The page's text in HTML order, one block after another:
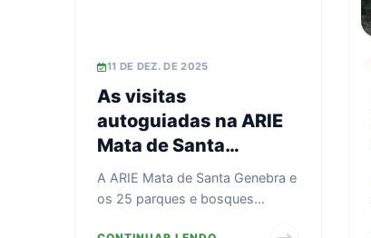
11 DE DEZ. DE 2025
As visitas
autoguiadas na ARIE
Mata de Santa
Genebra previstas
para quinta-feira
A ARIE Mata de Santa Genebra e
os 25 parques e bosques